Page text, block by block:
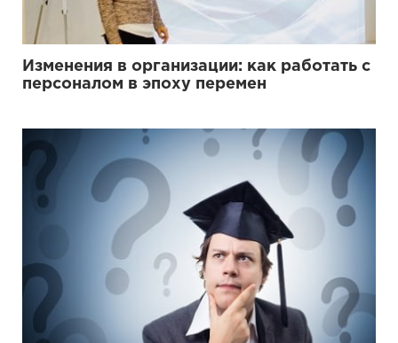
Изменения в организации: как работать с
персоналом в эпоху перемен